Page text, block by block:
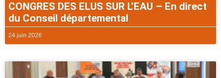
CONGRES DES ELUS SUR L’EAU – En direct
du Conseil départemental
24 juin 2026